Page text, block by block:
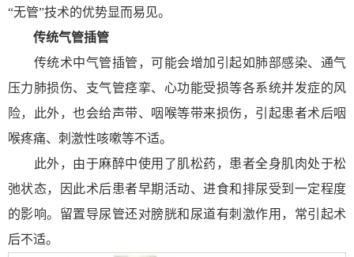
“无管”技术的优势显而易见。
传统气管插管
传统术中气管插管，可能会增加引起如肺部感染、通气
压力肺损伤、支气管痉挛、心功能受损等各系统并发症的风
险，此外，也会给声带、咽喉等带来损伤，引起患者术后咽
喉疼痛、刺激性咳嗽等不适。
此外，由于麻醉中使用了肌松药，患者全身肌肉处于松
弛状态，因此术后患者早期活动、进食和排尿受到一定程度
的影响。留置导尿管还对膀胱和尿道有刺激作用，常引起术
后不适。